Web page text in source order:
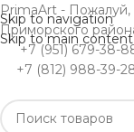
Skip to navigation
Skip to main content
PrimaArt - Пожалуй,
Приморского
+7 (951) 679-38-
+7 (812) 988-39-